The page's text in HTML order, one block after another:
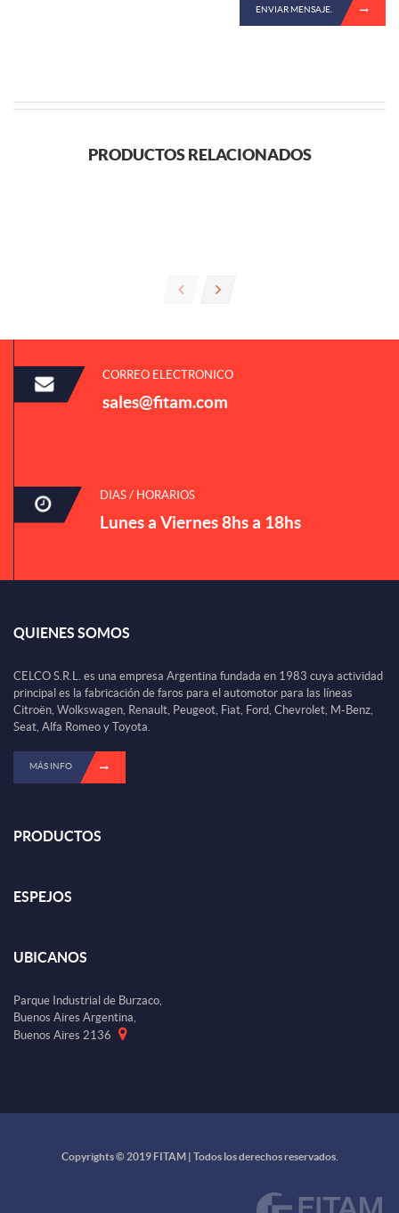
ENVIAR MENSAJE.
PRODUCTOS RELACIONADOS
CORREO ELECTRONICO
sales@fitam.com
DIAS / HORARIOS
Lunes a Viernes 8hs a 18hs
QUIENES SOMOS
CELCO S.R.L. es una empresa Argentina fundada en 1983 cuya actividad
principal es la fabricación de faros para el automotor para las líneas
Citroën, Wolkswagen, Renault, Peugeot, Fiat, Ford, Chevrolet, M-Benz,
Seat, Alfa Romeo y Toyota.
MÁS INFO
PRODUCTOS
ESPEJOS
UBICANOS
Parque Industrial de Burzaco,
Buenos Aires Argentina,
Buenos Aires 2136
Copyrights © 2019 FITAM | Todos los derechos reservados.